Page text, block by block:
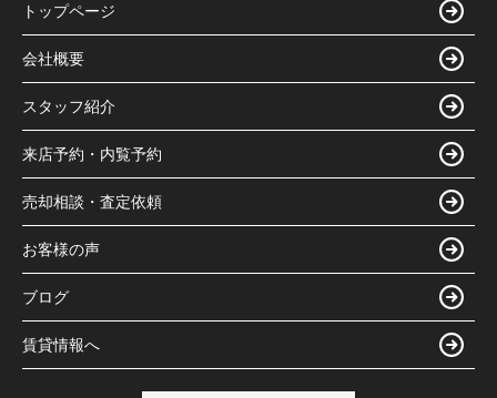
トップページ
会社概要
スタッフ紹介
来店予約・内覧予約
売却相談・査定依頼
お客様の声
ブログ
賃貸情報へ